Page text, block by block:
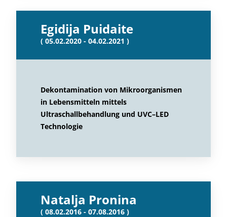
Egidija Puidaite
( 05.02.2020 - 04.02.2021 )
Dekontamination von Mikroorganismen
in Lebensmitteln mittels
Ultraschallbehandlung und UVC–LED
Technologie
Natalja Pronina
( 08.02.2016 - 07.08.2016 )